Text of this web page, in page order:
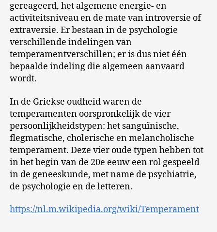
gereageerd, het algemene energie- en
activiteitsniveau en de mate van introversie of
extraversie. Er bestaan in de psychologie
verschillende indelingen van
temperamentverschillen; er is dus niet één
bepaalde indeling die algemeen aanvaard
wordt.
In de Griekse oudheid waren de
temperamenten oorspronkelijk de vier
persoonlijkheidstypen: het sanguïnische,
flegmatische, cholerische en melancholische
temperament. Deze vier oude typen hebben tot
in het begin van de 20e eeuw een rol gespeeld
in de geneeskunde, met name de psychiatrie,
de psychologie en de letteren.
https://nl.m.wikipedia.org/wiki/Temperament